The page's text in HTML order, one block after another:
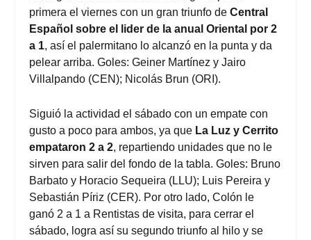
primera el viernes con un gran triunfo deCentral
Español sobre el lider de la anual Oriental por 2
a 1, así el palermitano lo alcanzó en la punta y da
pelear arriba. Goles: Geiner Martínez y Jairo
Villalpando (CEN); Nicolás Brun (ORI).
Siguió la actividad el sábado con un empate con
gusto a poco para ambos, ya que La Luz y Cerrito
empataron 2 a 2, repartiendo unidades que no le
sirven para salir del fondo de la tabla. Goles: Bruno
Barbato y Horacio Sequeira (LLU); Luis Pereira y
Sebastián Píriz (CER). Por otro lado, Colón le
ganó 2 a 1 a Rentistas de visita, para cerrar el
sábado, logra así su segundo triunfo al hilo y se